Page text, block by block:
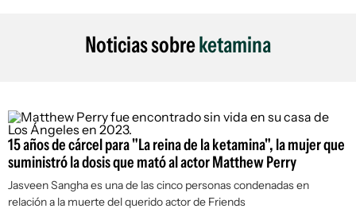
Noticias sobreketamina
15 años de cárcel para "La reina de la ketamina", la mujer que
suministró la dosis que mató al actor Matthew Perry
Jasveen Sangha es una de las cinco personas condenadas en
relación a la muerte del querido actor de Friends